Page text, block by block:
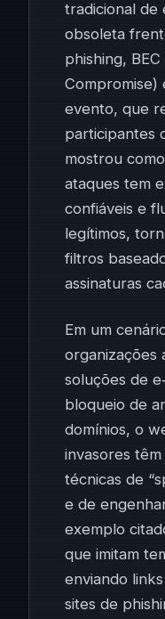
tradicional de
obsoleta
phishing, BEC
Compromise)
evento, que
participantes
mostrou
ataques tem
confiáveis e
legítimos,
filtros
assinaturas
Em um
organizações
soluções de
bloqueio de
domínios, o
invasores
técnicas de
e de
exemplo
que imitam
enviando
sites de